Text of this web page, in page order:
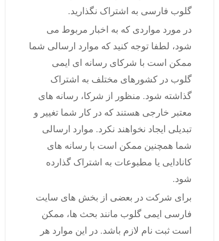
گلوب فارسی به اشتراک نگذارید.
در مورد مواردی که به اخبار مربوط می
شود، لطفا توجه کنید که موارد ارسالی شما
ممکن است با شرکای رسانه ای ایمی
گلوب در کشورهای مختلف به اشتراک
گذاشته شود. منظور از شرکا، رسانه های
معتبر خارجی هستند که در کار شما تغییر و
تبدیلی ایجاد نخواهند نکرد. موارد ارسالی
شما همچنین ممکن است با رسانه های
کانادایی یا مطبوعات به اشتراک گذارده
شود.
برای شرکت در بعضی از بخش های سایت
فارسی ایمی گلوب مانند بحث ها، ممکن
است ثبت نام لازم باشد. در این موارد هر